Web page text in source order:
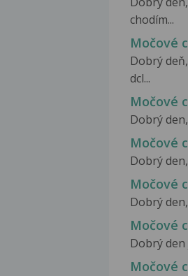
chodím...
Močové
Dobrý
dcl...
Močové
Dobrý
Močové
Dobrý
Močové
Dobrý
Močové
Dobrý
Močové